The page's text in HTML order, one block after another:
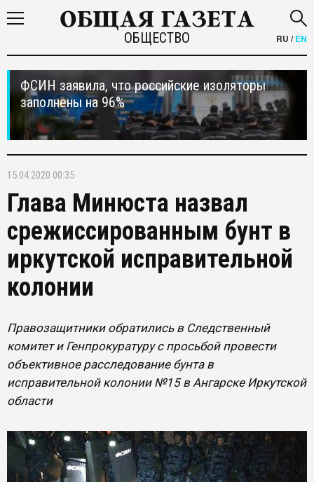
ОБЩЕСТВО RU /EN
ФСИН заявила, что российские изоляторы
заполнены на 96%
15.04.2020 00:35
Глава Минюста назвал
срежиссированным бунт в
иркутской исправительной
колонии
Правозащитники обратились в Следственный
комитет и Генпрокуратуру с просьбой провести
объективное расследование бунта в
исправительной колонии №15 в Ангарске Иркутской
области